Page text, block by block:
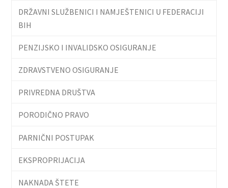
DRŽAVNI SLUŽBENICI I NAMJEŠTENICI U FEDERACIJI
BIH
PENZIJSKO I INVALIDSKO OSIGURANJE
ZDRAVSTVENO OSIGURANJE
PRIVREDNA DRUŠTVA
PORODIČNO PRAVO
PARNIČNI POSTUPAK
EKSPROPRIJACIJA
NAKNADA ŠTETE